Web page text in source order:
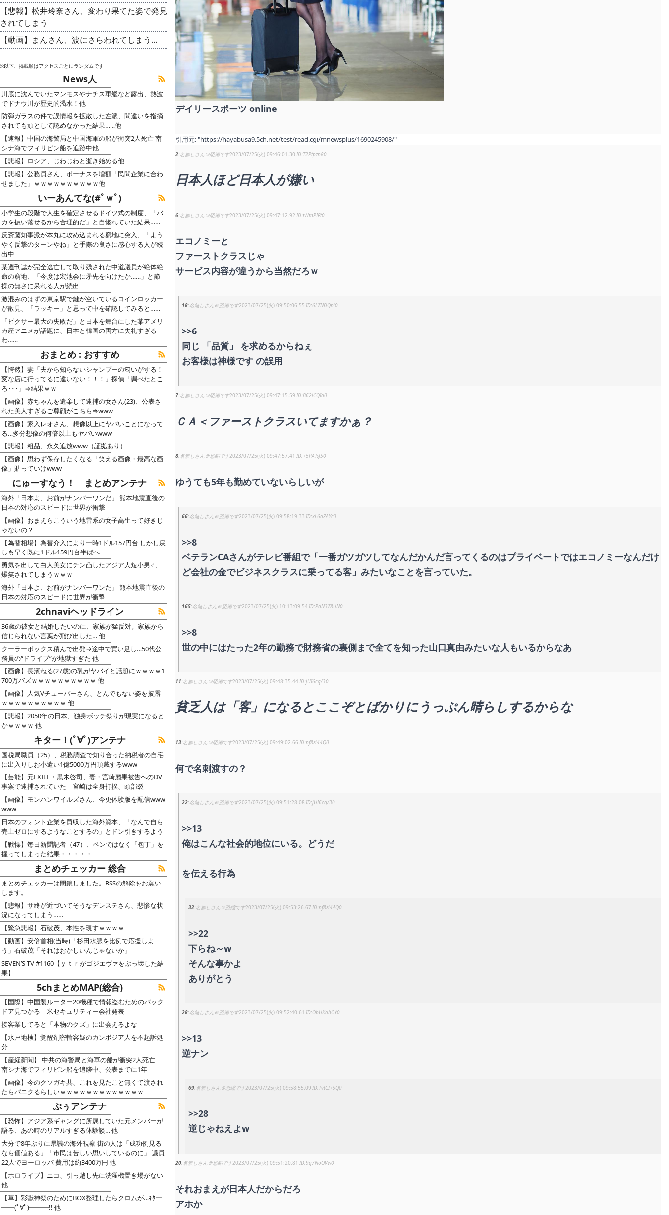
デイリースポーツ online
引用元: "https://hayabusa9.5ch.net/test/read.cgi/mnewsplus/1690245908/"
2 名無しさん＠恐縮です2023/07/25(火) 09:46:01.30 T2Ptpzn80
日本人ほど日本人が嫌い
6 名無しさん＠恐縮です2023/07/25(火) 09:47:12.92 tWtnPIFt0
エコノミーと
ファーストクラスじゃ
サービス内容が違うから当然だろｗ
18 名無しさん＠恐縮です2023/07/25(火) 09:50:06.55 6LZNDQni0
>>6
同じ 「品質」 を求めるからねぇ
お客様は神様です の誤用
7 名無しさん＠恐縮です2023/07/25(火) 09:47:15.59 B62iCQIa0
ＣＡ＜ファーストクラスいてますかぁ？
8 名無しさん＠恐縮です2023/07/25(火) 09:47:57.41 +5PATsJ50
ゆうても5年も勤めていないらしいが
66 名無しさん＠恐縮です2023/07/25(火) 09:58:19.33 xL6aZAYc0
>>8
ベテランCAさんがテレビ番組で「一番ガツガツしてなんだかんだ言ってくるのはプライベートではエコノミーなんだけ
ど会社の金でビジネスクラスに乗ってる客」みたいなことを言っていた。
165 名無しさん＠恐縮です2023/07/25(火) 10:13:09.54 PdN3Z8UN0
>>8
世の中にはたった2年の勤務で財務省の裏側まで全てを知った山口真由みたいな人もいるからなあ
11 名無しさん＠恐縮です2023/07/25(火) 09:48:35.44 jUI6cq/30
貧乏人は「客」になるとここぞとばかりにうっぷん晴らしするからな
13 名無しさん＠恐縮です2023/07/25(火) 09:49:02.66 nf8zi44Q0
何で名刺渡すの？
22 名無しさん＠恐縮です2023/07/25(火) 09:51:28.08 jUI6cq/30
>>13
俺はこんな社会的地位にいる。どうだ
を伝える行為
32 名無しさん＠恐縮です2023/07/25(火) 09:53:26.67 nf8zi44Q0
>>22
下らね～w
そんな事かよ
ありがとう
28 名無しさん＠恐縮です2023/07/25(火) 09:52:40.61 ObUKahOY0
>>13
逆ナン
69 名無しさん＠恐縮です2023/07/25(火) 09:58:55.09 TvtCI+5Q0
>>28
逆じゃねえよw
20 名無しさん＠恐縮です2023/07/25(火) 09:51:20.81 9g7NoOVw0
それおまえが日本人だからだろ
アホか
【悲報】松井玲奈さん、変わり果てた姿で発見
されてしまう
【動画】まんさん、波にさらわれてしまう…
※以下、掲載順はアクセスごとにランダムです
News人
川底に沈んでいたマンモスやナチス軍艦など露出、熱波
でドナウ川が歴史的渇水！他
防弾ガラスの件で誤情報を拡散した左派、間違いを指摘
されても頑として認めなかった結果……他
【速報】中国の海警局と中国海軍の船が衝突2人死亡 南
シナ海でフィリピン船を追跡中他
【悲報】ロシア、じわじわと逝き始める他
【悲報】公務員さん、ボーナスを増額「民間企業に合わ
せました」ｗｗｗｗｗｗｗｗｗｗ他
いーあんてな(#ﾟｗﾟ)
小学生の段階で人生を確定させるドイツ式の制度、「バ
カを振い落せるから合理的だ」と自惚れていた結果……
反斎藤知事派が本丸に攻め込まれる窮地に突入、「よう
やく反撃のターンやね」と手際の良さに感心する人が続
出中
某週刊誌が完全逃亡して取り残された中道議員が絶体絶
命の窮地、「今度は宏池会に矛先を向けたか……」と節
操の無さに呆れる人が続出
激混みのはずの東京駅で鍵が空いているコインロッカー
が散見、「ラッキー」と思って中を確認してみると……
「ピクサー最大の失敗だ」と日本を舞台にした某アメリ
カ産アニメが話題に、日本と韓国の両方に失礼すぎる
わ……
おまとめ : おすすめ
【愕然】妻「夫から知らないシャンプーの匂いがする！
変な店に行ってるに違いない！！！」探偵「調べたとこ
ろ･･･」⇒結果ｗｗ
【画像】赤ちゃんを遺棄して逮捕の女さん(23)、公表さ
れた美人すぎるご尊顔がこちら⇒www
【画像】家入レオさん、想像以上にヤバいことになって
る…多分想像の何倍以上もヤバいwww
【悲報】粗品、永久追放www（証拠あり）
【画像】思わず保存したくなる「笑える画像・最高な画
像」貼っていけwww
にゅーすなう！ まとめアンテナ
海外「日本よ、お前がナンバーワンだ」 熊本地震直後の
日本の対応のスピードに世界が衝撃
【画像】おまえらこういう地雷系の女子高生って好きじ
ゃないの？
【為替相場】為替介入により一時1ドル157円台 しかし戻
しも早く既に1ドル159円台半ばへ
勇気を出して白人美女にチン凸したアジア人短小男♂、
爆笑されてしまうｗｗｗ
海外「日本よ、お前がナンバーワンだ」 熊本地震直後の
日本の対応のスピードに世界が衝撃
2chnaviヘッドライン
36歳の彼女と結婚したいのに、家族が猛反対。家族から
信じられない言葉が飛び出した… 他
クーラーボックス積んで出発→途中で買い足し…50代公
務員の“ドライブ”が地獄すぎた 他
【画像】長濱ねる(27歳)の乳がヤバイと話題にｗｗｗｗ1
700万バズｗｗｗｗｗｗｗｗｗｗ 他
【画像】人気Vチューバーさん、とんでもない姿を披露
ｗｗｗｗｗｗｗｗｗｗ 他
【悲報】2050年の日本、独身ボッチ祭りが現実になると
かｗｗｗｗ 他
キター！(ﾟ∀ﾟ)アンテナ
国税局職員（25）、税務調査で知り合った納税者の自宅
に出入りしお小遣い1億5000万円頂戴するwww
【芸能】元EXILE・黒木啓司、妻・宮崎麗果被告へのDV
事案で逮捕されていた 宮崎は全身打撲、頭部裂
【画像】モンハンワイルズさん、今更体験版を配信www
www
日本のフォント企業を買収した海外資本、「なんで自ら
売上ゼロにするようなことするの」とドン引きするよう
【戦慄】毎日新聞記者（47）、ペンではなく「包丁」を
握ってしまった結果・・・・・
まとめチェッカー 総合
まとめチェッカーは閉鎖しました。RSSの解除をお願い
します。
【悲報】サ終が近づいてそうなデレステさん、悲惨な状
況になってしまう……
【緊急悲報】石破茂、本性を現すｗｗｗｗ
【動画】安倍首相(当時)「杉田水脈を比例で応援しよ
う」石破茂「それはおかしいんじゃないか」
SEVEN’S TV #1160【ｙｔｒがゴジエヴァをぶっ壊した結
果】
5chまとめMAP(総合)
【国際】中国製ルーター20機種で情報盗むためのバック
ドア見つかる 米セキュリティー会社発表
接客業してると「本物のクズ」に出会えるよな
【水戸地検】覚醒剤密輸容疑のカンボジア人を不起訴処
分
【産経新聞】 中共の海警局と海軍の船が衝突2人死亡
南シナ海でフィリピン船を追跡中、公表までに1年
【画像】今のクソガキ共、これを見たこと無くて渡され
たらパニクるらしいｗｗｗｗｗｗｗｗｗｗｗｗｗ
ぷぅアンテナ
【恐怖】アジア系ギャングに所属していた元メンバーが
語る、あの時のリアルすぎる体験談… 他
大分で8年ぶりに県議の海外視察 街の人は「成功例見る
なら価値ある」「市民は苦しい思いしているのに」 議員
22人でヨーロッパ 費用は約3400万円 他
【ホロライブ】ニコ、引っ越し先に洗濯機置き場がない
他
【草】彩獣神祭のためにBOX整理したらクロムが…ｷﾀ━
━━(ﾟ∀ﾟ)━━━!! 他